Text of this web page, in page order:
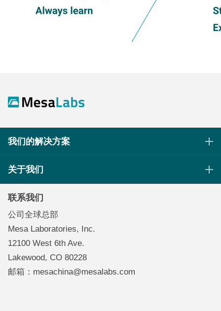
我们的解决方案
生命科学灭菌控制
医疗保健灭菌与清洁
持续过程监控
环境控制和空气质量
气体和空气流量测定
肾脏护理质量控制
扭矩测试
关于我们
我们的使命
Mesa品牌系列
诚聘英才
环境、社会和治理计划
投资者信息
联系我们
公司全球总部
Mesa Laboratories, Inc.
12100 West 6th Ave.
Lakewood, CO 80228
邮箱：mesachina@mesalabs.com